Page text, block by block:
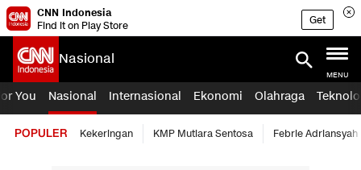
CNN Indonesia
Find it on Play Store
Get
Nasional
MENU
You Nasional Internasional Ekonomi Olahraga
POPULER Kekeringan KMP Mutiara Sentosa Febrie Adriansyah